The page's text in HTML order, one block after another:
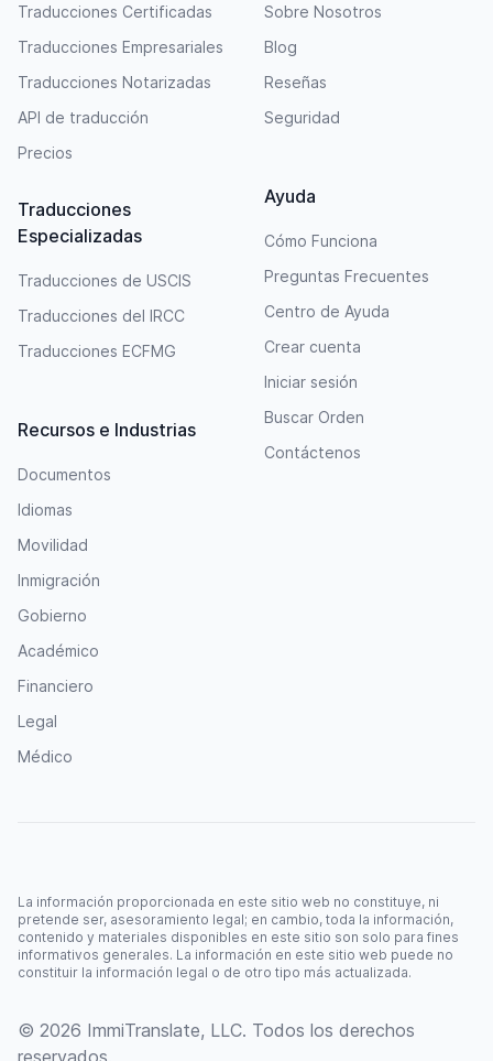
Traducciones Certificadas
Traducciones Empresariales
Traducciones Notarizadas
API de traducción
Precios
Traducciones
Especializadas
Traducciones de USCIS
Traducciones del IRCC
Traducciones ECFMG
Recursos e Industrias
Documentos
Idiomas
Movilidad
Inmigración
Gobierno
Académico
Financiero
Legal
Médico
Sobre Nosotros
Blog
Reseñas
Seguridad
Ayuda
Cómo Funciona
Preguntas Frecuentes
Centro de Ayuda
Crear cuenta
Iniciar sesión
Buscar Orden
Contáctenos
La información proporcionada en este sitio web no constituye, ni
pretende ser, asesoramiento legal; en cambio, toda la información,
contenido y materiales disponibles en este sitio son solo para fines
informativos generales. La información en este sitio web puede no
constituir la información legal o de otro tipo más actualizada.
© 2026 ImmiTranslate, LLC. Todos los derechos
reservados.